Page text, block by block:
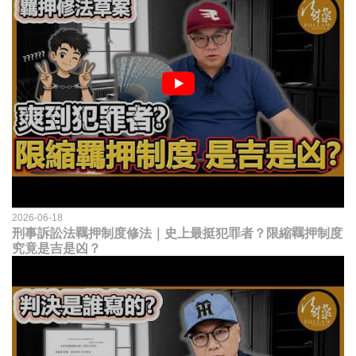
2026-06-18
刑事訴訟法羈押制度修法｜史上最挺犯罪者？限縮羈押制度
究竟是吉是凶？